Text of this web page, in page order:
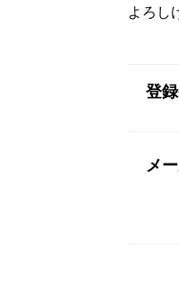
よろし
登
メ